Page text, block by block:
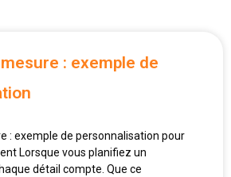
: exemple de
: exemple de personnalisation pour
Lorsque vous planifiez un
détail compte. Que ce